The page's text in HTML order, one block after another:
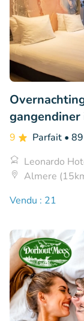
9 Parfait •
Leonardo
Almere
Vendu : 21